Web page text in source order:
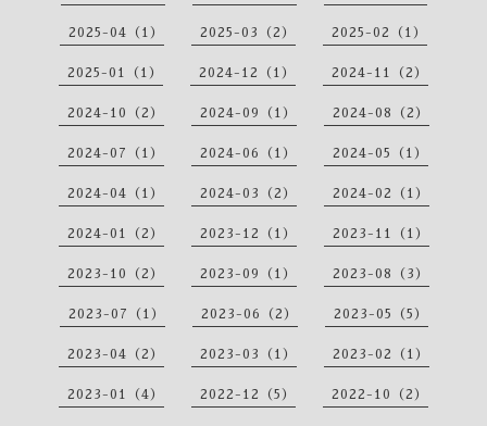
2025-04（1） 2025-03（2） 2025-02（1）
2025-01（1） 2024-12（1） 2024-11（2）
2024-10（2） 2024-09（1） 2024-08（2）
2024-07（1） 2024-06（1） 2024-05（1）
2024-04（1） 2024-03（2） 2024-02（1）
2024-01（2） 2023-12（1） 2023-11（1）
2023-10（2） 2023-09（1） 2023-08（3）
2023-07（1） 2023-06（2） 2023-05（5）
2023-04（2） 2023-03（1） 2023-02（1）
2023-01（4） 2022-12（5） 2022-10（2）